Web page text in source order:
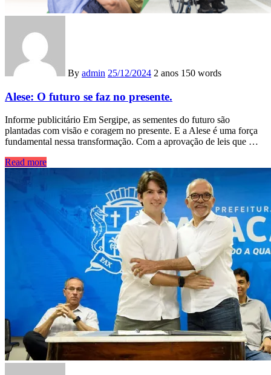
By admin 25/12/2024 2 anos 150 words
Alese: O futuro se faz no presente.
Informe publicitário Em Sergipe, as sementes do futuro são
plantadas com visão e coragem no presente. E a Alese é uma força
fundamental nessa transformação. Com a aprovação de leis que …
Read more